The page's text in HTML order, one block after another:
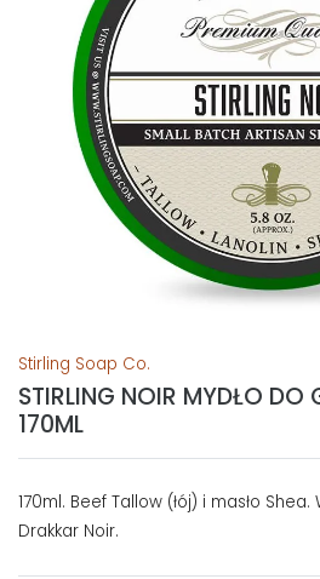
Stirling Soap Co.
STIRLING NOIR MYDŁO DO
170ML
170ml. Beef Tallow (łój) i masło
Drakkar Noir.